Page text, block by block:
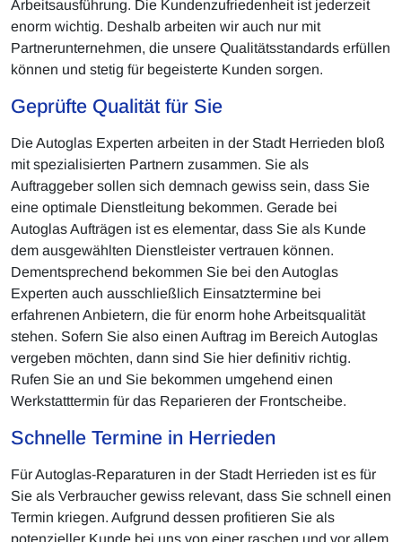
Arbeitsausführung. Die Kundenzufriedenheit ist jederzeit
enorm wichtig. Deshalb arbeiten wir auch nur mit
Partnerunternehmen, die unsere Qualitätsstandards erfüllen
können und stetig für begeisterte Kunden sorgen.
Geprüfte Qualität für Sie
Die Autoglas Experten arbeiten in der Stadt Herrieden bloß
mit spezialisierten Partnern zusammen. Sie als
Auftraggeber sollen sich demnach gewiss sein, dass Sie
eine optimale Dienstleitung bekommen. Gerade bei
Autoglas Aufträgen ist es elementar, dass Sie als Kunde
dem ausgewählten Dienstleister vertrauen können.
Dementsprechend bekommen Sie bei den Autoglas
Experten auch ausschließlich Einsatztermine bei
erfahrenen Anbietern, die für enorm hohe Arbeitsqualität
stehen. Sofern Sie also einen Auftrag im Bereich Autoglas
vergeben möchten, dann sind Sie hier definitiv richtig.
Rufen Sie an und Sie bekommen umgehend einen
Werkstatttermin für das Reparieren der Frontscheibe.
Schnelle Termine in Herrieden
Für Autoglas-Reparaturen in der Stadt Herrieden ist es für
Sie als Verbraucher gewiss relevant, dass Sie schnell einen
Termin kriegen. Aufgrund dessen profitieren Sie als
potenzieller Kunde bei uns von einer raschen und vor allem